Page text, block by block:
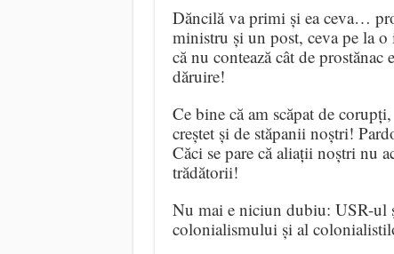
Dăncilă va primi și ea ceva…
ministru și un post, ceva pe la
că nu contează cât de prostănac
dăruire!
Ce bine că am scăpat de
creștet și de stăpanii noștri!
Căci se pare că aliații noștri nu
trădătorii!
Nu mai e niciun dubiu: USR-ul
colonialismului și al